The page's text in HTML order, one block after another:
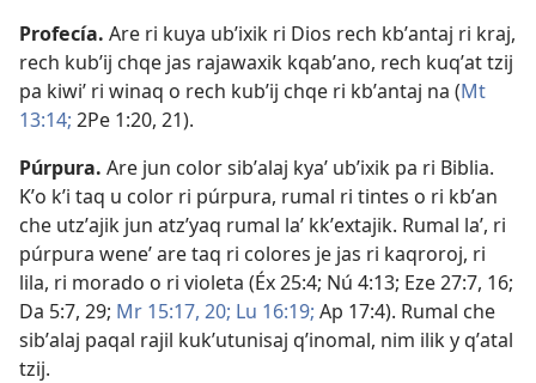
Profecía. Are ri kuya ubʼixik ri Dios rech kbʼantaj ri kraj,
rech kubʼij chqe jas rajawaxik kqabʼano, rech kuqʼat tzij
pa kiwiʼ ri winaq o rech kubʼij chqe ri kbʼantaj na (Mt
13:14; 2Pe 1:20, 21).
Púrpura. Are jun color sibʼalaj kyaʼ ubʼixik pa ri Biblia.
Kʼo kʼi taq u color ri púrpura, rumal ri tintes o ri kbʼan
che utzʼajik jun atzʼyaq rumal laʼ kkʼextajik. Rumal laʼ, ri
púrpura weneʼ are taq ri colores je jas ri kaqroroj, ri
lila, ri morado o ri violeta (Éx 25:4; Nú 4:13; Eze 27:7, 16;
Da 5:7, 29; Mr 15:17, 20; Lu 16:19; Ap 17:4). Rumal che
sibʼalaj paqal rajil kukʼutunisaj qʼinomal, nim ilik y qʼatal
tzij.